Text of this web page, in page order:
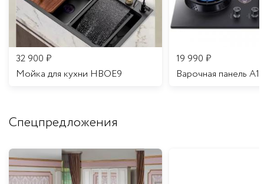
32 900 ₽
Мойка для кухни HBOE9
19 990 ₽
Варочная панель A16
Спецпредложения